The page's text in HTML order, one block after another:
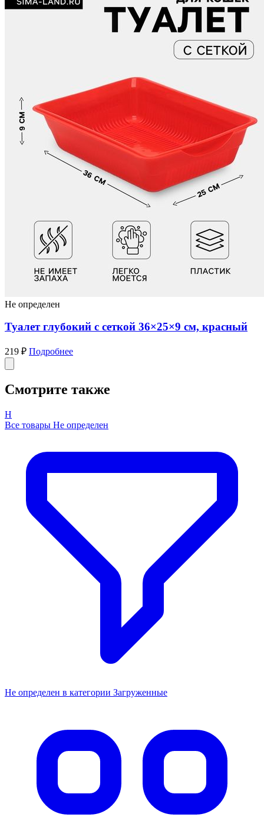
Не определен
Туалет глубокий с сеткой 36×25×9 см, красный
219 ₽ Подробнее
Смотрите также
Н
Все товары Не определен
Не определен в категории Загруженные